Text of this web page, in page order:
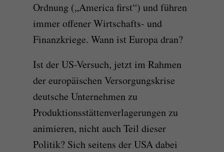
Ordnung („America first“) und führen
immer offener Wirtschafts- und
Finanzkriege. Wann ist Europa dran?
Ist der US-Versuch, jetzt im Rahmen
der europäischen Versorgungskrise
deutsche Unternehmen zu
Produktionsstättenverlagerungen zu
animieren, nicht auch Teil dieser
Politik? Sich seitens der USA dabei